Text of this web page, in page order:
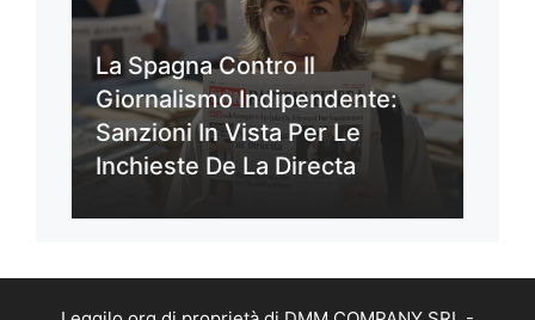
La Spagna Contro Il
Giornalismo Indipendente:
Sanzioni In Vista Per Le
Inchieste De La Directa